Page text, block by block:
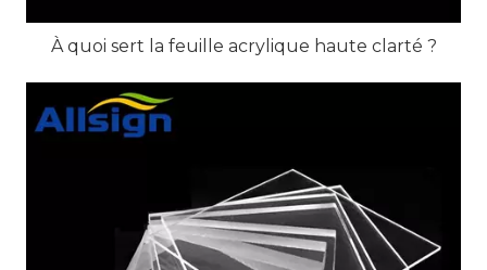
À quoi sert la feuille acrylique haute clarté ?